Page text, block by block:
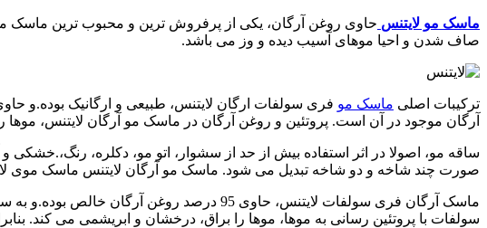
ماسک مو لایتنس حاوی روغن آرگان، یکی از پرفروش ترین و محبوب ترین ماسک
صاف شدن و احیا موهای آسیب دیده و وز می باشد.
ترکیبات اصلی ماسک مو فری سولفات ارگان لایتنس، طبیعی و ارگانیک بوده.و
آرگان موجود در آن است. پروتئین و روغن آرگان در ماسک مو آرگان لایتنس،
ساقه مو، اصولا در اثر استفاده بیش از حد از سشوار، اتو مو، دکلره،
صورت چند شاخه و دو شاخه تبدیل می شود. ماسک مو آرگان لایتنس ماسک موی
ماسک آرگان فری سولفات لایتنس، حاوی 95
سولفات با پروتئین رسانی به موها، موها را براق، درخشان و ابریشمی می کند.